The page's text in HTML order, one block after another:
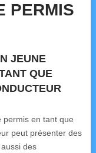
PERMIS
JEUNE
QUE
permis en tant que
peut présenter des
des